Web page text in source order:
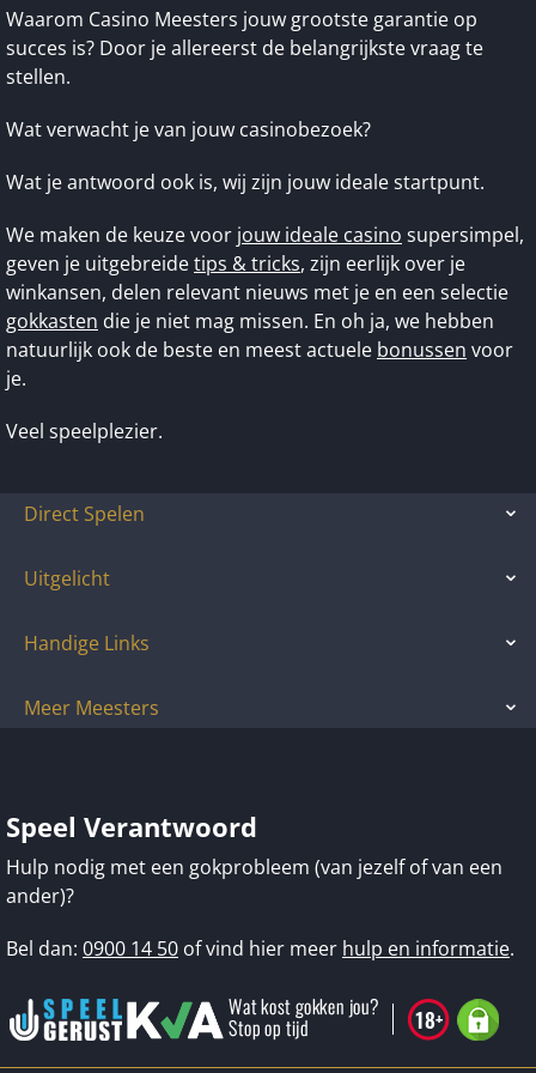
Waarom Casino Meesters jouw grootste garantie op
succes is? Door je allereerst de belangrijkste vraag te
stellen.
Wat verwacht je van jouw casinobezoek?
Wat je antwoord ook is, wij zijn jouw ideale startpunt.
We maken de keuze voor jouw ideale casino supersimpel,
geven je uitgebreidetips & tricks, zijn eerlijk over je
winkansen, delen relevant nieuws met je en een selectie
gokkasten die je niet mag missen. En oh ja, we hebben
natuurlijk ook de beste en meest actuele bonussen voor
je.
Veel speelplezier.
Direct Spelen
Uitgelicht
Handige Links
Meer Meesters
Speel Verantwoord
Hulp nodig met een gokprobleem (van jezelf of van een
ander)?
Bel dan: 0900 14 50 of vind hier meer hulp en informatie.